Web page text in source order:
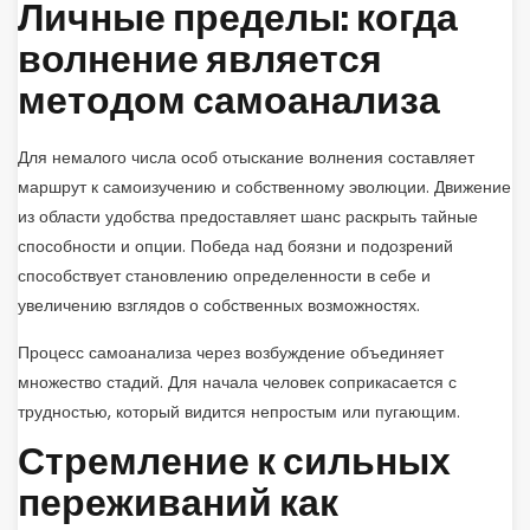
Личные пределы: когда
волнение является
методом самоанализа
Для немалого числа особ отыскание волнения составляет
маршрут к самоизучению и собственному эволюции. Движение
из области удобства предоставляет шанс раскрыть тайные
способности и опции. Победа над боязни и подозрений
способствует становлению определенности в себе и
увеличению взглядов о собственных возможностях.
Процесс самоанализа через возбуждение объединяет
множество стадий. Для начала человек соприкасается с
трудностью, который видится непростым или пугающим.
Стремление к сильных
переживаний как